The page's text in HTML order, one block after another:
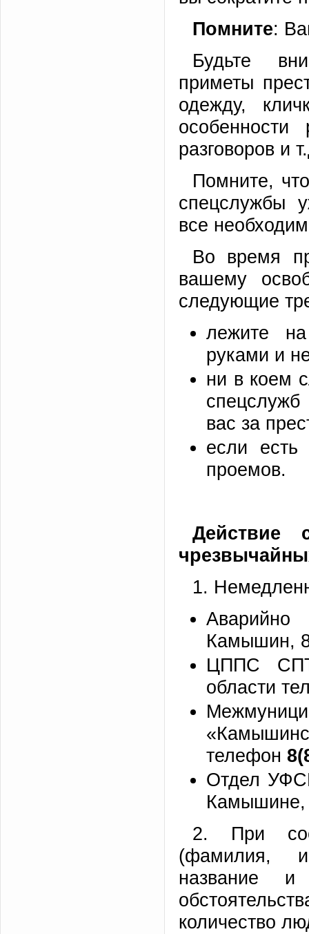
Помните:
Будьте
приметы
одежду,
разговоров и
Помните,
спецслужбы
все
Во время
вашему
следующие
лежите
руками и
ни в коем
вас за
если есть
проемов.
Действие
1.
Камышин,
ЦППС
области
телефон 8
Отдел
2. При
(фамилия,
название
количество